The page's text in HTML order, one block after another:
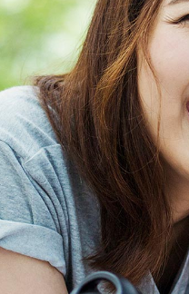
注意事項
DATING
交際応援
ARCHIVE
アーカイブ